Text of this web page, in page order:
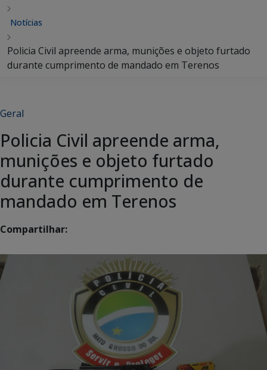
Notícias
Policia Civil apreende arma, munições e objeto furtado
durante cumprimento de mandado em Terenos
Geral
Policia Civil apreende arma,
munições e objeto furtado
durante cumprimento de
mandado em Terenos
Compartilhar: